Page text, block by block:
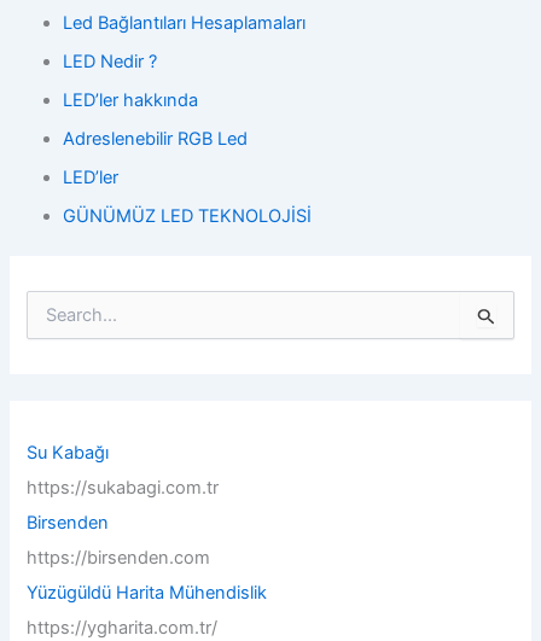
Led Bağlantıları Hesaplamaları
LED Nedir ?
LED’ler hakkında
Adreslenebilir RGB Led
LED’ler
GÜNÜMÜZ LED TEKNOLOJİSİ
f
r
:
Su Kabağı
https://sukabagi.com.tr
Birsenden
https://birsenden.com
Yüzügüldü Harita Mühendislik
https://ygharita.com.tr/